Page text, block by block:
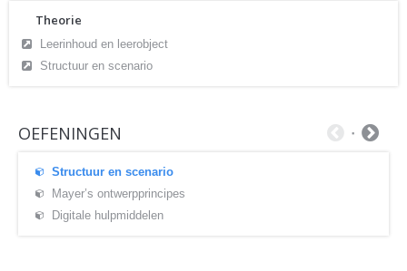
Theorie
Leerinhoud en leerobject
Structuur en scenario
OEFENINGEN
Structuur en scenario
Mayer’s ontwerpprincipes
Digitale hulpmiddelen